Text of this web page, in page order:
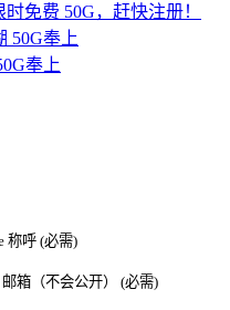
免费 50G，赶快注册！
奉上
称呼 (必需)
箱（不会公开） (必需)